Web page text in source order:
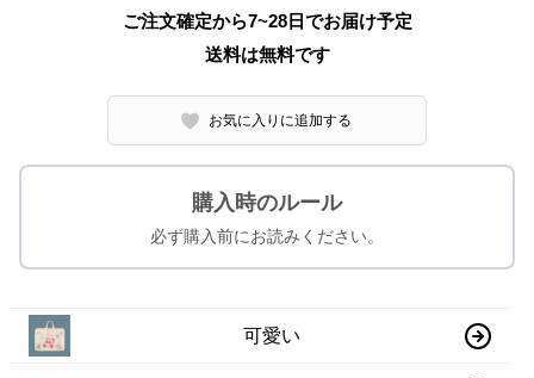
ご注文確定から7~28日でお届け予定
送料は無料です
お気に入りに追加する
購入時のルール
必ず購入前にお読みください。
可愛い